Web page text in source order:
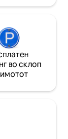
во склоп